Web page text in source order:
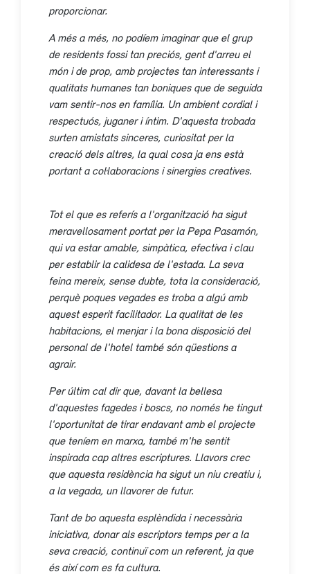
proporcionar.
A més a més, no podíem imaginar que el grup
de residents fossi tan preciós, gent d'arreu el
món i de prop, amb projectes tan interessants i
qualitats humanes tan boniques que de seguida
vam sentir-nos en família. Un ambient cordial i
respectuós, juganer i íntim. D'aquesta trobada
surten amistats sinceres, curiositat per la
creació dels altres, la qual cosa ja ens està
portant a col·laboracions i sinergies creatives.
Tot el que es referís a l'organització ha sigut
meravellosament portat per la Pepa Pasamón,
qui va estar amable, simpàtica, efectiva i clau
per establir la calidesa de l'estada. La seva
feina mereix, sense dubte, tota la consideració,
perquè poques vegades es troba a algú amb
aquest esperit facilitador. La qualitat de les
habitacions, el menjar i la bona disposició del
personal de l'hotel també són qüestions a
agrair.
Per últim cal dir que, davant la bellesa
d'aquestes fagedes i boscs, no només he tingut
l'oportunitat de tirar endavant amb el projecte
que teníem en marxa, també m'he sentit
inspirada cap altres escriptures. Llavors crec
que aquesta residència ha sigut un niu creatiu i,
a la vegada, un llavorer de futur.
Tant de bo aquesta esplèndida i necessària
iniciativa, donar als escriptors temps per a la
seva creació, continuï com un referent, ja que
és així com es fa cultura.